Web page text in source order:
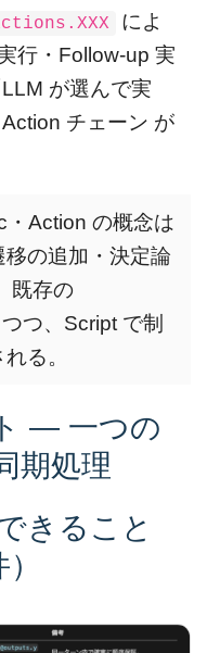
によ
行・Follow-up 実
が選んで実
チェーン が
・Action の概念は
の追加・決定論
既存の
つ、Script で制
る。
— 一つの
期処理
きること